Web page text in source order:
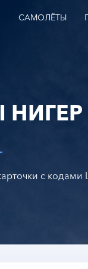
САМОЛЁТЫ
с кодами